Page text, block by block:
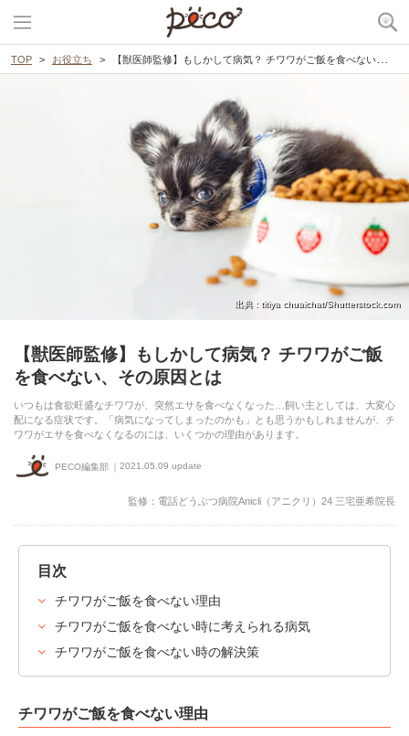
TOP お役立ち 【獣医師監修】もしかして病気？ チワワがご飯を食べない、その原因とは
出典 : titiya chuaichat/Shutterstock.com
【獣医師監修】もしかして病気？ チワワがご飯
を食べない、その原因とは
いつもは食欲旺盛なチワワが、突然エサを食べなくなった…飼い主としては、大変心
配になる症状です。「病気になってしまったのかも」とも思うかもしれませんが、チ
ワワがエサを食べなくなるのには、いくつかの理由があります。
PECO編集部 2021.05.09 update
監修：電話どうぶつ病院Anicli（アニクリ）24 三宅亜希院長
目次
チワワがご飯を食べない理由
チワワがご飯を食べない時に考えられる病気
チワワがご飯を食べない時の解決策
チワワがご飯を食べない理由